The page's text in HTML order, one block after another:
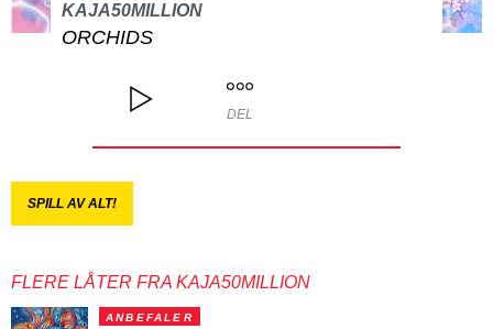
KAJA50MILLION
ORCHIDS
DEL
SPILL AV ALT!
FLERE LÅTER FRA KAJA50MILLION
ANBEFALER